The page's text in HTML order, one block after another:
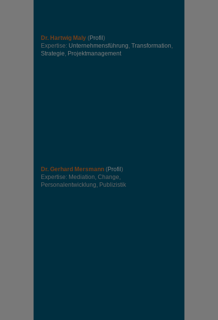
Dr. Hartwig Maly (Profil )
Expertise: Unternehmensführung, Transformation,
Strategie, Projektmanagement
Dr. Gerhard Mersmann (Profil )
Expertise: Mediation, Change,
Personalentwicklung, Publizistik